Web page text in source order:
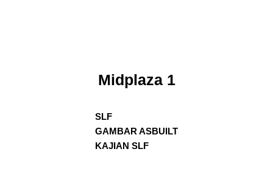
Midplaza 1
SLF
GAMBAR ASBUILT
KAJIAN SLF